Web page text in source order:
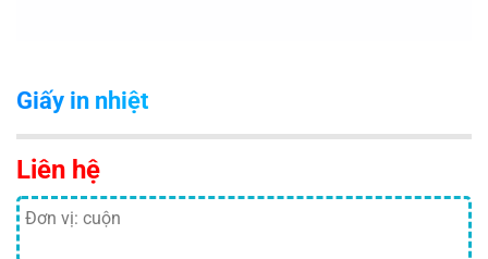
Giấy in nhiệt
Liên hệ
Đơn vị: cuộn